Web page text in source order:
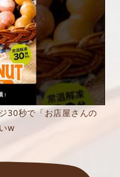
30秒で「お店屋さんの
w